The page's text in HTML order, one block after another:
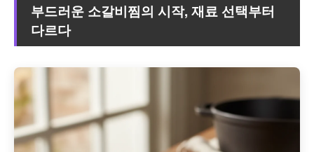
부드러운 소갈비찜의 시작, 재료 선택부터
다르다